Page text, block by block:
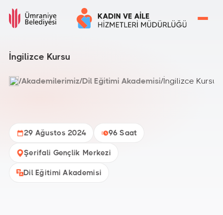
İngilizce Kursu
/Akademilerimiz/Dil Eğitimi Akademisi/ İngilizce Kursu
29 Ağustos 2024 96 Saat
Şerifali Gençlik Merkezi
Dil Eğitimi Akademisi